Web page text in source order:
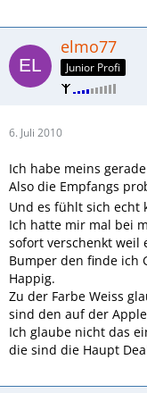
elmo77
Junior Profi
6. Juli 2010
Ich habe meins
Also die Empfangs
Und es fühlt sich echt
Ich hatte mir mal bei
sofort verschenkt weil
Bumper den finde ich
Happig.
Zu der Farbe Weiss
sind den auf der
Ich glaube nicht das
die sind die Haupt